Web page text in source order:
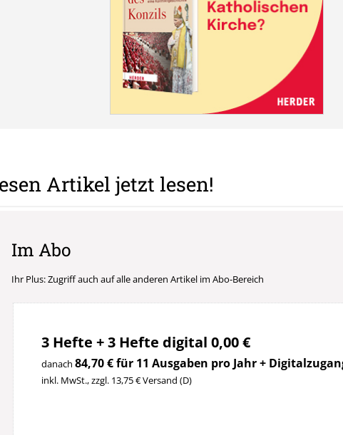
Artikel jetzt lesen!
Im Abo
Ihr Plus: Zugriff auch auf alle anderen Artikel im Abo-Bereich
3 Hefte + 3 Hefte digital 0,00 €
danach 84,70 € für 11 Ausgaben pro Jahr +
inkl. MwSt., zzgl. 13,75 € Versand (D)